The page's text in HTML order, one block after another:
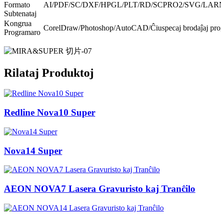
Formato
Subtenataj
AI/PDF/SC/DXF/HPGL/PLT/RD/SCPRO2/SVG/
Kongrua
Programaro
CorelDraw/Photoshop/AutoCAD/Ĉiuspecaj brodaĵaj
Rilataj Produktoj
Redline Nova10 Super
Nova14 Super
AEON NOVA7 Lasera Gravuristo kaj Tranĉilo